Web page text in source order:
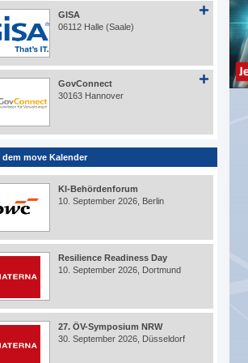
GISA
06112 Halle (Saale)
GovConnect
30163 Hannover
dem move Kalender
KI-Behördenforum
10. September 2026, Berlin
Resilience Readiness Day
10. September 2026, Dortmund
27. ÖV-Symposium NRW
30. September 2026, Düsseldorf